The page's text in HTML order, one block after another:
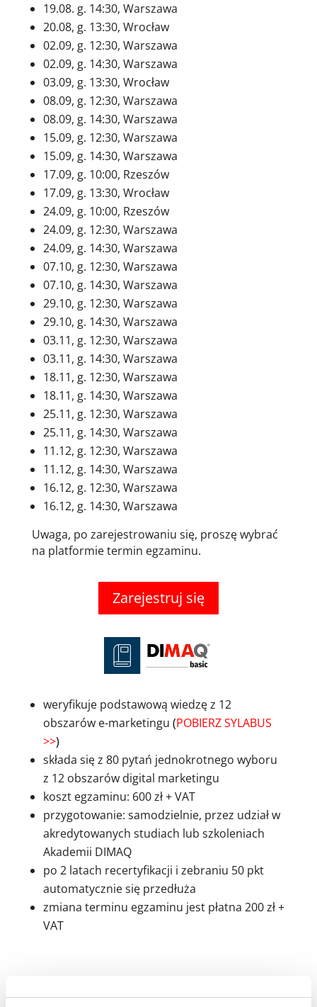
19.08. g. 14:30, Warszawa
20.08, g. 13:30, Wrocław
02.09, g. 12:30, Warszawa
02.09, g. 14:30, Warszawa
03.09, g. 13:30, Wrocław
08.09, g. 12:30, Warszawa
08.09, g. 14:30, Warszawa
15.09, g. 12:30, Warszawa
15.09, g. 14:30, Warszawa
17.09, g. 10:00, Rzeszów
17.09, g. 13:30, Wrocław
24.09, g. 10:00, Rzeszów
24.09, g. 12:30, Warszawa
24.09, g. 14:30, Warszawa
07.10, g. 12:30, Warszawa
07.10, g. 14:30, Warszawa
29.10, g. 12:30, Warszawa
29.10, g. 14:30, Warszawa
03.11, g. 12:30, Warszawa
03.11, g. 14:30, Warszawa
18.11, g. 12:30, Warszawa
18.11, g. 14:30, Warszawa
25.11, g. 12:30, Warszawa
25.11, g. 14:30, Warszawa
11.12, g. 12:30, Warszawa
11.12, g. 14:30, Warszawa
16.12, g. 12:30, Warszawa
16.12, g. 14:30, Warszawa
Uwaga, po zarejestrowaniu się, proszę wybrać
na platformie termin egzaminu.
Zarejestruj się
weryfikuje podstawową wiedzę z 12
obszarów e-marketingu (POBIERZ SYLABUS
>>)
składa się z 80 pytań jednokrotnego wyboru
z 12 obszarów digital marketingu
koszt egzaminu: 600 zł + VAT
przygotowanie: samodzielnie, przez udział w
akredytowanych studiach lub szkoleniach
Akademii DIMAQ
po 2 latach recertyfikacji i zebraniu 50 pkt
automatycznie się przedłuża
zmiana terminu egzaminu jest płatna 200 zł +
VAT
NAJBLIŻSZE TERMINY EGZAMINÓW